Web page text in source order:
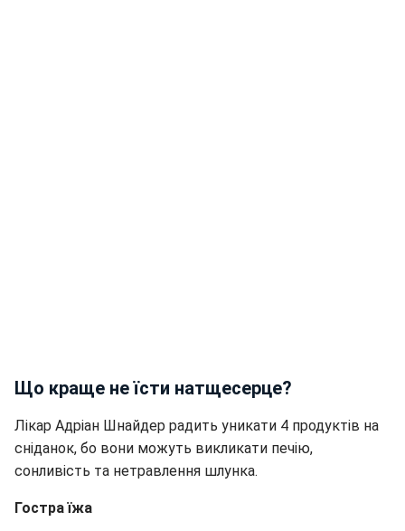
Що краще не їсти натщесерце?
Лікар Адріан Шнайдер радить уникати 4 продуктів на
сніданок, бо вони можуть викликати печію,
сонливість та нетравлення шлунка.
Гостра їжа